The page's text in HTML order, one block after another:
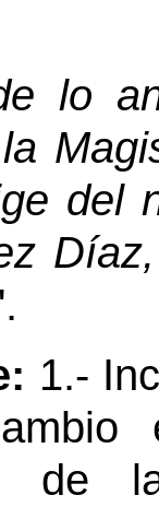
lo
del
1.-
de